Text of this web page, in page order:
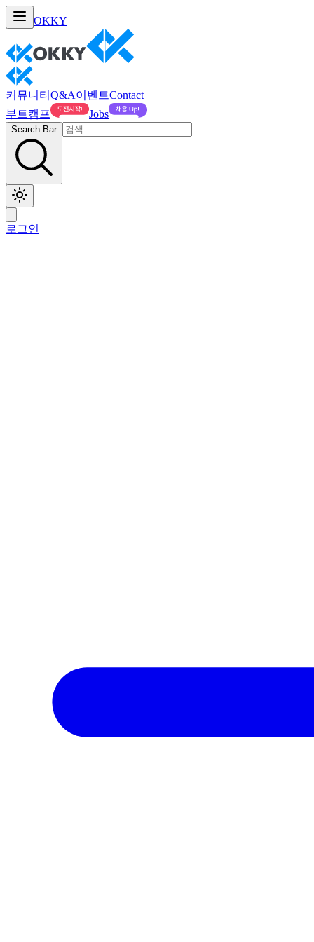
OKKY
커뮤니티 Q&A이벤트Contact
부트캠프
Jobs
Search Bar
로그인